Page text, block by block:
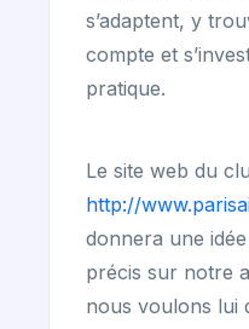
s’adaptent, y
compte et
pratique.
Le site web du
http://
donnera une
précis sur notre
nous voulons lui